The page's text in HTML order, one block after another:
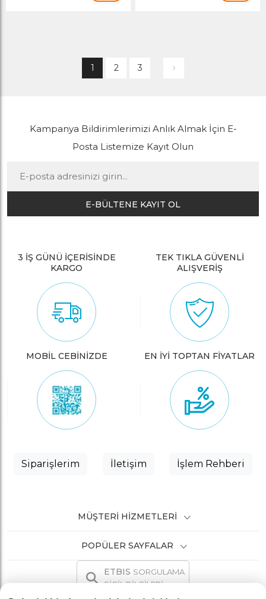
1 2 3
Kampanya Bildirimlerimizi Anlık Almak İçin E-
Posta Listemize Kayıt Olun
E-BÜLTENE KAYIT OL
3 İŞ GÜNÜ İÇERİSİNDE
KARGO
TEK TIKLA GÜVENLİ
ALIŞVERİŞ
MOBİL CEBİNİZDE EN İYİ TOPTAN FİYATLAR
Siparişlerim İletişim İşlem Rehberi
MÜŞTERI HIZMETLERI
POPÜLER SAYFALAR
ETBIS SORGULAMA
SİCİL BİLGİLERİ